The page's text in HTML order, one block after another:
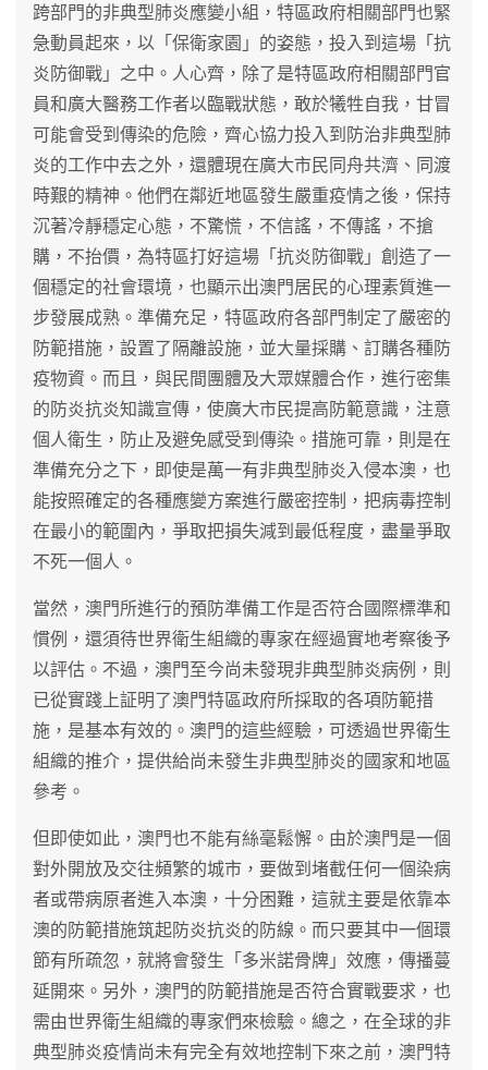
跨部門的非典型肺炎應變小組，特區政府相關部門也緊
急動員起來，以「保衛家園」的姿態，投入到這場「抗
炎防御戰」之中。人心齊，除了是特區政府相關部門官
員和廣大醫務工作者以臨戰狀態，敢於犧牲自我，甘冒
可能會受到傳染的危險，齊心協力投入到防治非典型肺
炎的工作中去之外，還體現在廣大市民同舟共濟、同渡
時艱的精神。他們在鄰近地區發生嚴重疫情之後，保持
沉著冷靜穩定心態，不驚慌，不信謠，不傳謠，不搶
購，不抬價，為特區打好這場「抗炎防御戰」創造了一
個穩定的社會環境，也顯示出澳門居民的心理素質進一
步發展成熟。準備充足，特區政府各部門制定了嚴密的
防範措施，設置了隔離設施，並大量採購、訂購各種防
疫物資。而且，與民間團體及大眾媒體合作，進行密集
的防炎抗炎知識宣傳，使廣大市民提高防範意識，注意
個人衛生，防止及避免感受到傳染。措施可靠，則是在
準備充分之下，即使是萬一有非典型肺炎入侵本澳，也
能按照確定的各種應變方案進行嚴密控制，把病毒控制
在最小的範圍內，爭取把損失減到最低程度，盡量爭取
不死一個人。
當然，澳門所進行的預防準備工作是否符合國際標準和
慣例，還須待世界衛生組織的專家在經過實地考察後予
以評估。不過，澳門至今尚未發現非典型肺炎病例，則
已從實踐上証明了澳門特區政府所採取的各項防範措
施，是基本有效的。澳門的這些經驗，可透過世界衛生
組織的推介，提供給尚未發生非典型肺炎的國家和地區
參考。
但即使如此，澳門也不能有絲毫鬆懈。由於澳門是一個
對外開放及交往頻繁的城市，要做到堵截任何一個染病
者或帶病原者進入本澳，十分困難，這就主要是依靠本
澳的防範措施筑起防炎抗炎的防線。而只要其中一個環
節有所疏忽，就將會發生「多米諾骨牌」效應，傳播蔓
延開來。另外，澳門的防範措施是否符合實戰要求，也
需由世界衛生組織的專家們來檢驗。總之，在全球的非
典型肺炎疫情尚未有完全有效地控制下來之前，澳門特